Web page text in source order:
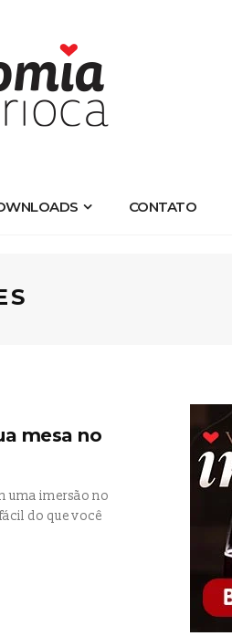
CONTATO
mesa no
uma imersão no
do que você